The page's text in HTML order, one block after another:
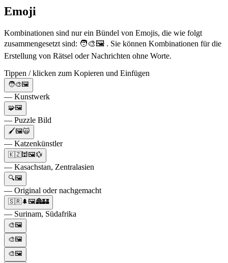
Emoji
Kombinationen sind nur ein Bündel von Emojis, die wie folgt
zusammengesetzt sind: 🧑‍🎨🖼️ . Sie können Kombinationen für die
Erstellung von Rätsel oder Nachrichten ohne Worte.
Tippen / klicken zum Kopieren und Einfügen
🧑‍🎨🖼️
— Kunstwerk
🧩🖼️
— Puzzle Bild
🖌️🖼️🙀
— Katzenkünstler
🇰🇿🕍🖼️💱
— Kasachstan, Zentralasien
🔍🖼️
— Original oder nachgemacht
🇸🇷🌲🖼️🏯🏰
— Surinam, Südafrika
🎨🖼️
🎨🖼️
🎨🖼️